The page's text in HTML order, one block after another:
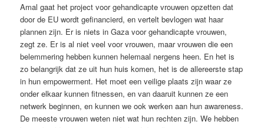
Amal gaat het project voor gehandicapte vrouwen opzetten dat
door de EU wordt gefinancierd, en vertelt bevlogen wat haar
plannen zijn. Er is niets in Gaza voor gehandicapte vrouwen,
zegt ze. Er is al niet veel voor vrouwen, maar vrouwen die een
belemmering hebben kunnen helemaal nergens heen. En het is
zo belangrijk dat ze uit hun huis komen, het is de allereerste stap
in hun empowerment. Het moet een veilige plaats zijn waar ze
onder elkaar kunnen fitnessen, en van daaruit kunnen ze een
netwerk beginnen, en kunnen we ook werken aan hun awareness.
De meeste vrouwen weten niet wat hun rechten zijn. We hebben